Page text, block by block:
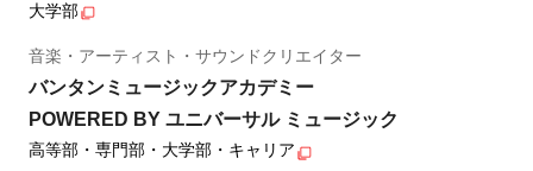
大学部
音楽・アーティスト・サウンドクリエイター
バンタンミュージックアカデミー
POWERED BY ユニバーサル ミュージック
高等部・専門部・大学部・キャリア